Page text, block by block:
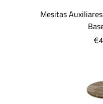
Mesitas